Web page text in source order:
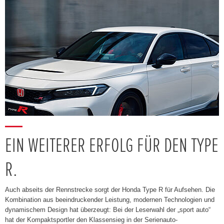
EIN WEITERER ERFOLG FÜR DEN TYPE
R.
Auch abseits der Rennstrecke sorgt der Honda Type R für Aufsehen. Die
Kombination aus beeindruckender Leistung, modernen Technologien und
dynamischem Design hat überzeugt: Bei der Leserwahl der „sport auto“
hat der Kompaktsportler den Klassensieg in der Serienauto-